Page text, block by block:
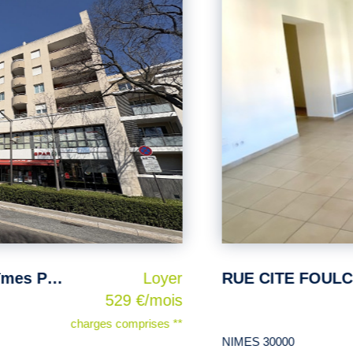
Jean Jaures Appartement Nîmes P2 dans une résidence sécurisée
Loyer
529 €/mois
charges comprises **
RUE CITE FOULC
NIMES 30000